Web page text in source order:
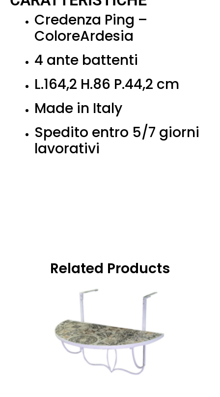
Credenza Ping –
ColoreArdesia
4 ante battenti
L.164,2 H.86 P.44,2 cm
Made in Italy
Spedito entro 5/7 giorni
lavorativi
Related Products